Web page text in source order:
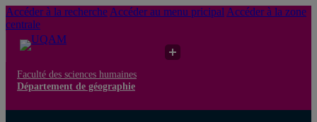
Accéder à la recherche Accéder au menu pricipal Accéder à la zone
centrale
Faculté des sciences humaines
Département de géographie